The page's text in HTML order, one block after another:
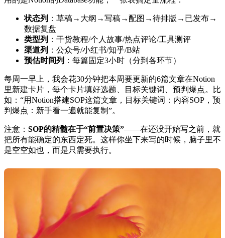
状态列 ：草稿→大纲→写稿→配图→待排版→已发布→
数据复盘
类型列 ：干货教程/个人故事/热点评论/工具测评
渠道列 ：公众号/小红书/知乎/B站
预估时间列 ：每篇固定3小时（分到各环节）
每周一早上，我会花30分钟把本周要更新的6篇文章在Notion
里新建卡片，每个卡片填好选题、目标关键词、预判爆点。比
如：“用Notion搭建SOP这篇文章，目标关键词：内容SOP，预
判爆点：新手看一遍就能复制”。
注意： SOP的精髓在于“前置决策”——在还没开始写之前，就
把所有能确定的东西定死。这样你坐下来写的时候，脑子里不
是空空如也，而是只需要执行。